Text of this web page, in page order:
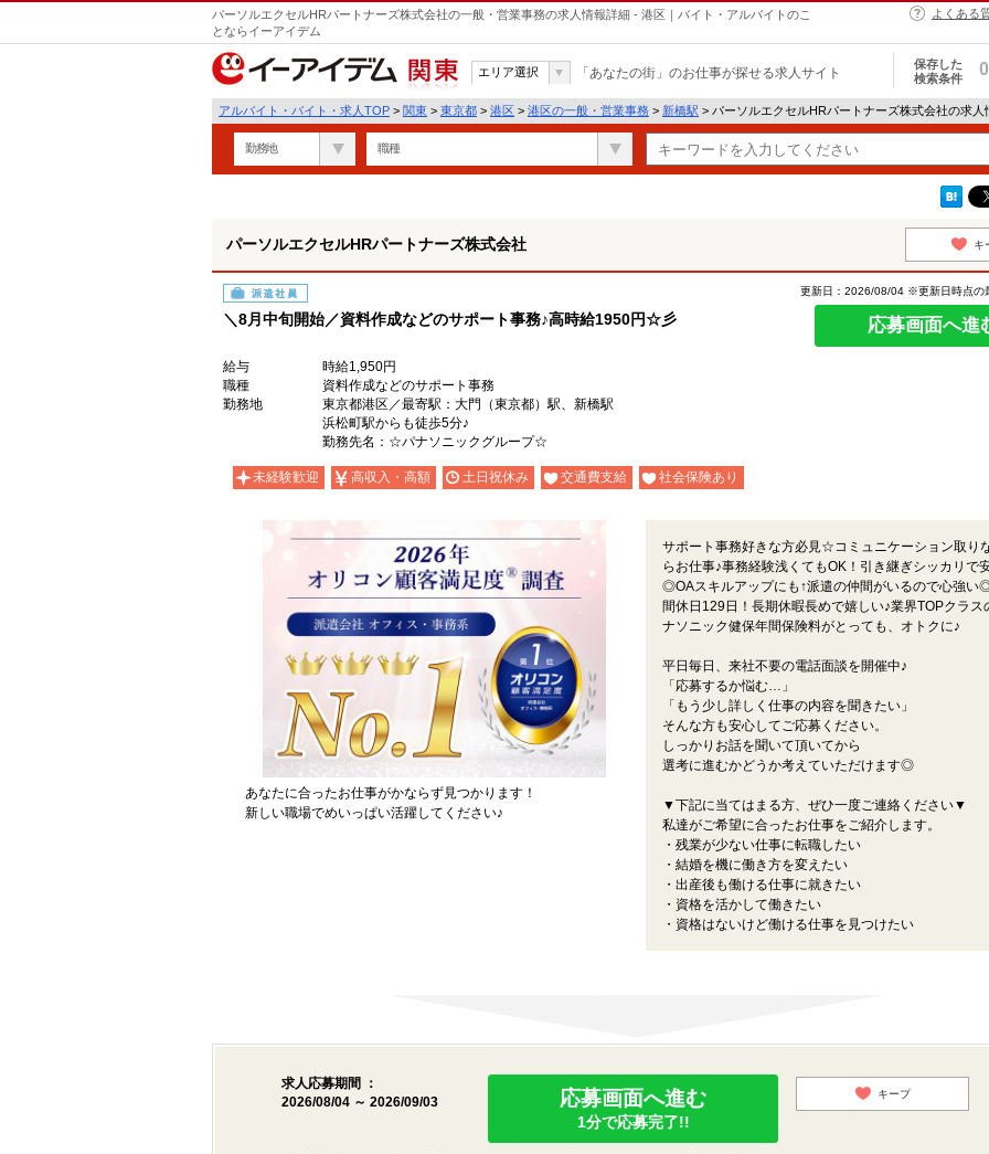
パーソルエクセルHRパートナーズ株式会社の一般・営業事務の求人情報詳細 - 港区｜バイト・アルバイトのこ
とならイーアイデム
よくある
関東
エリア選択 「あなたの街」のお仕事が探せる求人サイト
保存した
検索条件
0
アルバイト・バイト・求人TOP > 関東 > 東京都 > 港区 > 港区の一般・営業事務 > 新橋駅 > パーソルエクセルHRパートナーズ株式会社の求人
勤務地 職種
パーソルエクセルHRパートナーズ株式会社 キ
派遣社員
＼8月中旬開始／資料作成などのサポート事務♪高時給1950円☆彡
更新日：2026/08/04 ※更新日時点の
応募画面へ進
給与
時給1,950円
職種
資料作成などのサポート事務
勤務地
東京都港区／最寄駅：大門（東京都）駅、新橋駅
浜松町駅からも徒歩5分♪
勤務先名：☆パナソニックグループ☆
未経験歓迎 高収入・高額 土日祝休み 交通費支給 社会保険あり
あなたに合ったお仕事がかならず見つかります！
新しい職場でめいっぱい活躍してください♪
サポート事務好きな方必見☆コミュニケーション取り
らお仕事♪事務経験浅くてもOK！引き継ぎシッカリで
◎OAスキルアップにも↑派遣の仲間がいるので心強い
間休日129日！長期休暇長めで嬉しい♪業界TOPクラス
ナソニック健保年間保険料がとっても、オトクに♪
平日毎日、来社不要の電話面談を開催中♪
「応募するか悩む…」
「もう少し詳しく仕事の内容を聞きたい」
そんな方も安心してご応募ください。
しっかりお話を聞いて頂いてから
選考に進むかどうか考えていただけます◎
▼下記に当てはまる方、ぜひ一度ご連絡ください▼
私達がご希望に合ったお仕事をご紹介します。
・残業が少ない仕事に転職したい
・結婚を機に働き方を変えたい
・出産後も働ける仕事に就きたい
・資格を活かして働きたい
・資格はないけど働ける仕事を見つけたい
求人応募期間 ：
2026/08/04 ～ 2026/09/03
応募画面へ進む
1分で応募完了!!
キープ